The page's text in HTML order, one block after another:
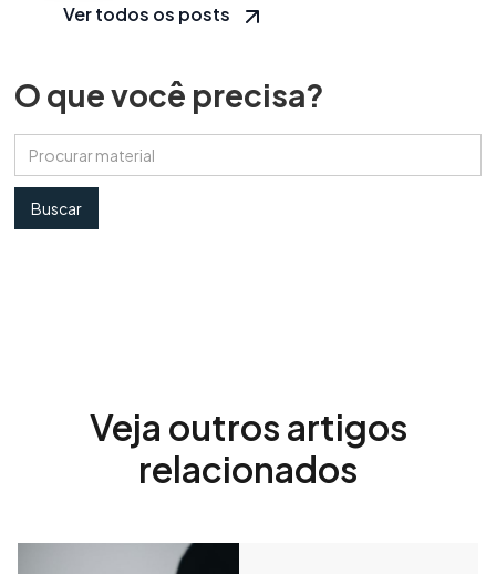
Ver todos os posts
O que você precisa?
Veja outros artigos
relacionados